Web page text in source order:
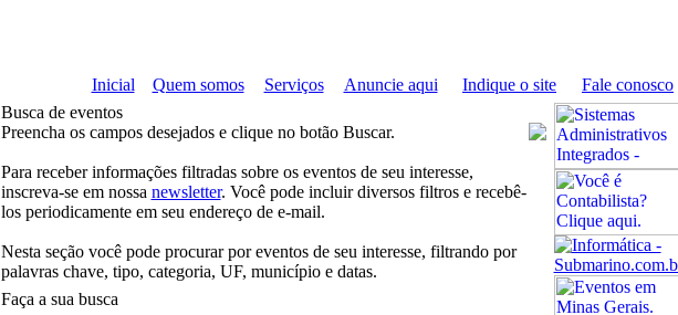
Inicial Quem somos Serviços Anuncie aqui Indique o site
Fale conosco
Busca de eventos
Preencha os campos desejados e clique no botão Buscar.
Para receber informações filtradas sobre os eventos de seu interesse,
inscreva-se em nossa newsletter. Você pode incluir diversos filtros e recebê-
los periodicamente em seu endereço de e-mail.
Nesta seção você pode procurar por eventos de seu interesse, filtrando por
palavras chave, tipo, categoria, UF, município e datas.
Faça a sua busca